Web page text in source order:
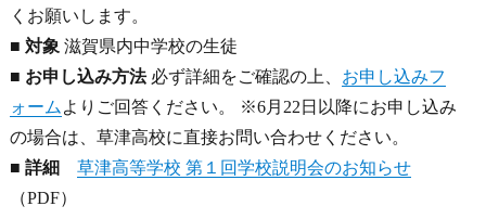
くお願いします。
■ 対象 滋賀県内中学校の生徒
■ お申し込み方法必ず詳細をご確認の上、 お申し込みフ
ォーム よりご回答ください。 ※6月22日以降にお申し込み
の場合は、草津高校に直接お問い合わせください。
■ 詳細 草津高等学校 第１回学校説明会のお知らせ
（PDF）